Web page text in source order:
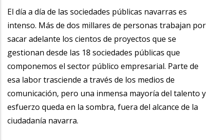
la
navegación
El día a día de las sociedades públicas navarras es
intenso. Más de dos millares de personas trabajan por
sacar adelante los cientos de proyectos que se
gestionan desde las 18 sociedades públicas que
componemos el sector público empresarial. Parte de
esa labor trasciende a través de los medios de
comunicación, pero una inmensa mayoría del talento y
esfuerzo queda en la sombra, fuera del alcance de la
ciudadanía navarra.